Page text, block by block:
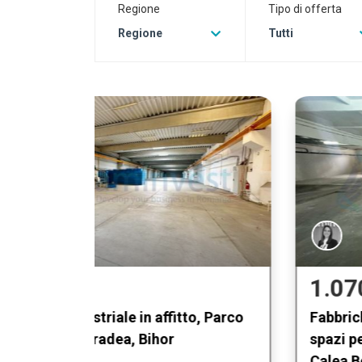
Regione
Regione
Tipo di offerta
Tutti
Fabbriche di produzione, deposito,
spazi per uffici in affitto,